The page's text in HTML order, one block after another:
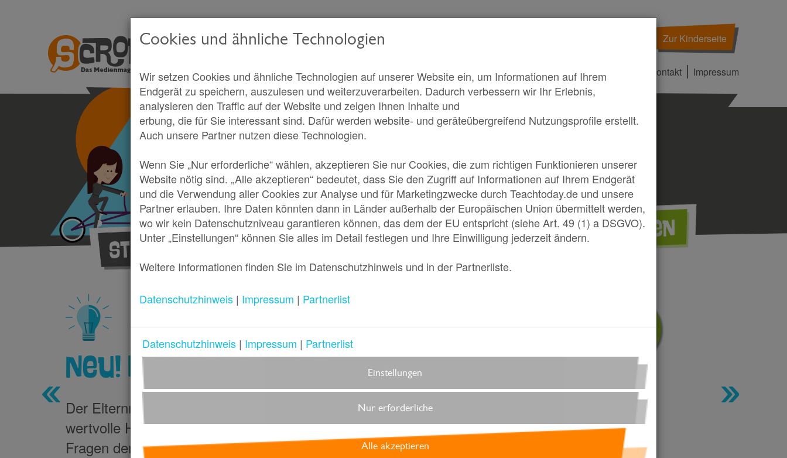
Zur Kinderseite
Sprache wählen Kontakt | Impressum
Für die Großen
Start Dein Magazin Videos Spiele & Tests Themen
Neu! Elternratgeber
Der Elternratgeber auf
wertvolle Hinweise und Antworten für Eltern zu
Fragen der Medienerziehung bei Kindern.
Cookies und ähnliche Technologien
Wir setzen Cookies und ähnliche Technologien auf unserer Website ein, um Informationen auf Ihrem
Endgerät zu speichern, auszulesen und weiterzuverarbeiten. Dadurch verbessern wir Ihr Erlebnis,
analysieren den Traffic auf der Website und zeigen Ihnen Inhalte und
erbung, die für Sie interessant sind. Dafür werden website- und geräteübergreifend Nutzungsprofile erstellt.
Auch unsere Partner nutzen diese Technologien.
Wenn Sie „Nur erforderliche“ wählen, akzeptieren Sie nur Cookies, die zum richtigen Funktionieren unserer
Website nötig sind. „Alle akzeptieren“ bedeutet, dass Sie den Zugriff auf Informationen auf Ihrem Endgerät
und die Verwendung aller Cookies zur Analyse und für Marketingzwecke durch Teachtoday.de und unsere
Partner erlauben. Ihre Daten könnten dann in Länder außerhalb der Europäischen Union übermittelt werden,
wo wir kein Datenschutzniveau garantieren können, das dem der EU entspricht (siehe Art. 49 (1) a DSGVO).
Unter „Einstellungen“ können Sie alles im Detail festlegen und Ihre Einwilligung jederzeit ändern.
Weitere Informationen finden Sie im Datenschutzhinweis und in der Partnerliste.
Datenschutzhinweis | Impressum | Partnerlist
Datenschutzhinweis | Impressum | Partnerlist
Einstellungen
Nur erforderliche
Alle akzeptieren